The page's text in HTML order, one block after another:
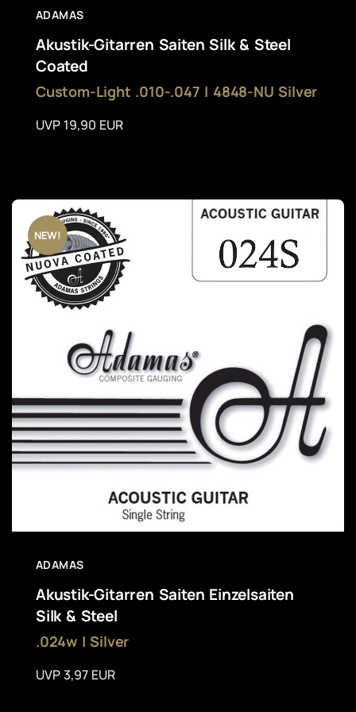
ADAMAS
Akustik-Gitarren Saiten Silk & Steel
Coated
Custom-Light .010-.047 | 4848-NU Silver
UVP 19,90 EUR
ADAMAS
Akustik-Gitarren Saiten Einzelsaiten
Silk & Steel
.024w | Silver
UVP 3,97 EUR
NEW!